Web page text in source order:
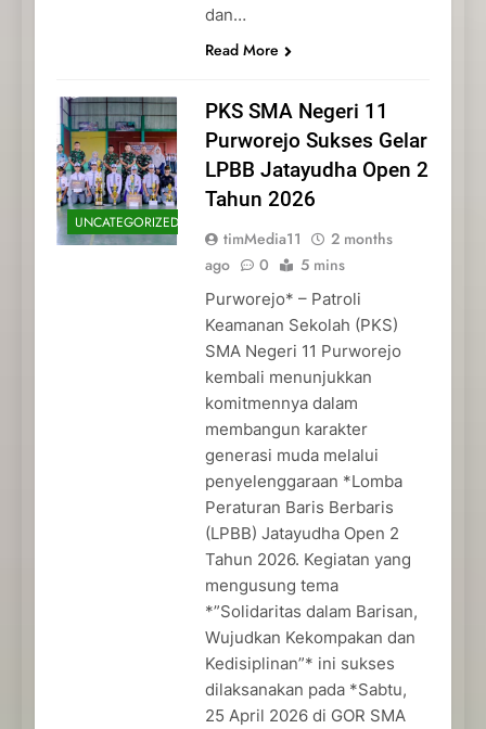
dan…
Read More
UNCATEGORIZED
PKS SMA Negeri 11
Purworejo Sukses Gelar
LPBB Jatayudha Open 2
Tahun 2026
timMedia11
2 months
ago
0 5 mins
Purworejo* – Patroli
Keamanan Sekolah (PKS)
SMA Negeri 11 Purworejo
kembali menunjukkan
komitmennya dalam
membangun karakter
generasi muda melalui
penyelenggaraan *Lomba
Peraturan Baris Berbaris
(LPBB) Jatayudha Open 2
Tahun 2026. Kegiatan yang
mengusung tema
*”Solidaritas dalam Barisan,
Wujudkan Kekompakan dan
Kedisiplinan”* ini sukses
dilaksanakan pada *Sabtu,
25 April 2026 di GOR SMA